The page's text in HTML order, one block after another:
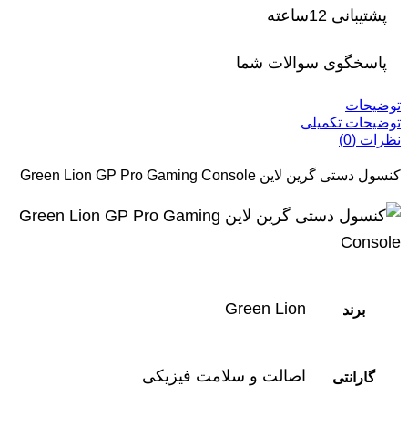
پشتیبانی 12ساعته
پاسخگوی سوالات شما
توضیحات
توضیحات تکمیلی
نظرات (0)
کنسول دستی گرین لاین Green Lion GP Pro Gaming Console
برند Green Lion
گارانتی اصالت و سلامت فیزیکی